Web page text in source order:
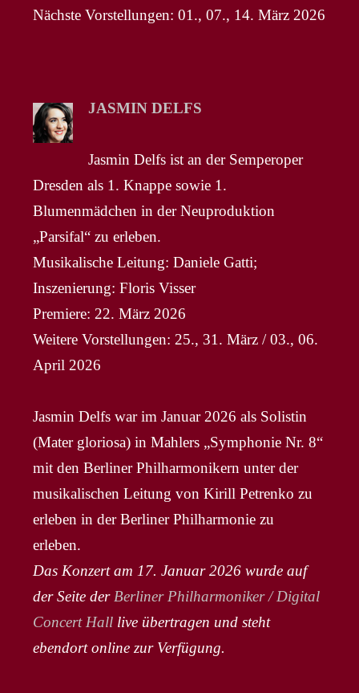
Nächste Vorstellungen: 01., 07., 14. März 2026
JASMIN DELFS
Jasmin Delfs ist an der Semperoper
Dresden als 1. Knappe sowie 1.
Blumenmädchen in der Neuproduktion
„Parsifal“ zu erleben.
Musikalische Leitung: Daniele Gatti;
Inszenierung: Floris Visser
Premiere: 22. März 2026
Weitere Vorstellungen: 25., 31. März / 03., 06.
April 2026
Jasmin Delfs war im Januar 2026 als Solistin
(Mater gloriosa) in Mahlers „Symphonie Nr. 8“
mit den Berliner Philharmonikern unter der
musikalischen Leitung von Kirill Petrenko zu
erleben in der Berliner Philharmonie zu
erleben.
Das Konzert am 17. Januar 2026 wurde auf
der Seite der Berliner Philharmoniker / Digital
Concert Hall live übertragen und steht
ebendort online zur Verfügung.